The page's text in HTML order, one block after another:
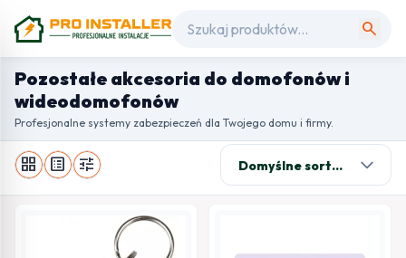
search
Pozostałe akcesoria do domofonów i
wideodomofonów
Profesjonalne systemy zabezpieczeń dla Twojego domu i firmy.
grid_view list_alt tune